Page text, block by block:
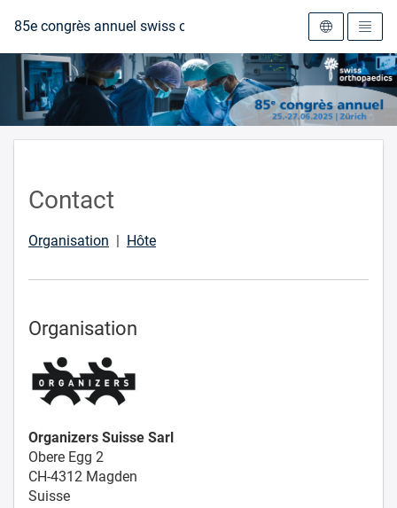
Vers la page d'accueil
85e congrès annuel swiss orthopaedics
Contact
Organisation | Hôte
Organisation
Organizers Suisse Sarl
Obere Egg 2
CH-4312 Magden
Suisse